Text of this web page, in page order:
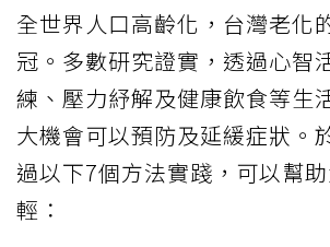
全世界人口高齡化，台灣老化
冠。多數研究證實，透過心智
練、壓力紓解及健康飲食等生
大機會可以預防及延緩症狀。
過以下7個方法實踐，可以幫
輕：